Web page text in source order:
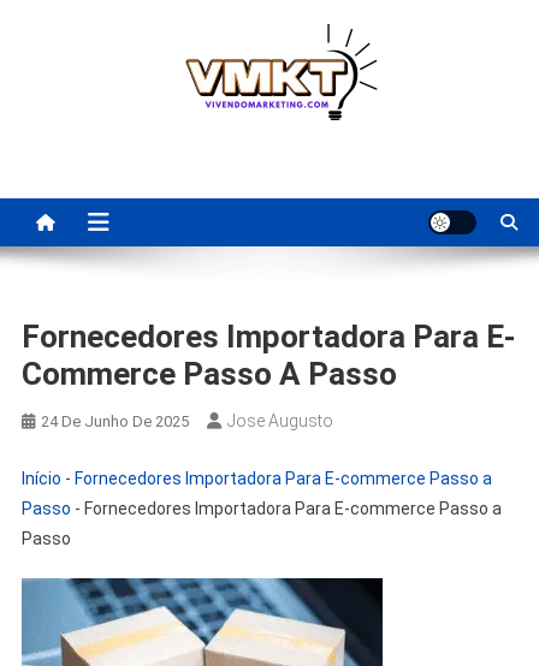
Para Revenda | Vivendo
Marketing
Fornecedores Importadora Para E-
Commerce Passo A Passo
24 De Junho De 2025 Jose Augusto
Início - Fornecedores Importadora Para E-commerce Passo a
Passo - Fornecedores Importadora Para E-commerce Passo a
Passo